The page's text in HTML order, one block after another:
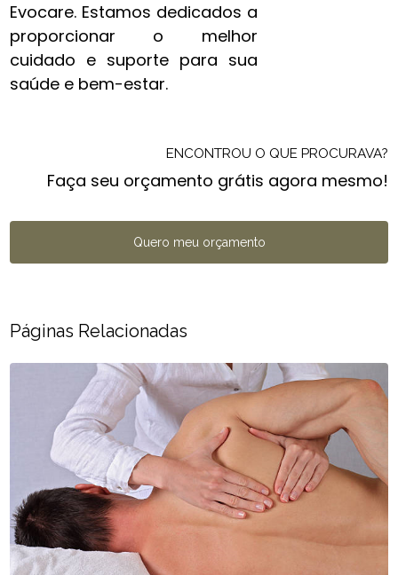
Evocare. Estamos dedicados a
proporcionar o melhor
cuidado e suporte para sua
saúde e bem-estar.
ENCONTROU O QUE PROCURAVA?
Faça seu orçamento grátis agora mesmo!
Quero meu orçamento
Páginas Relacionadas